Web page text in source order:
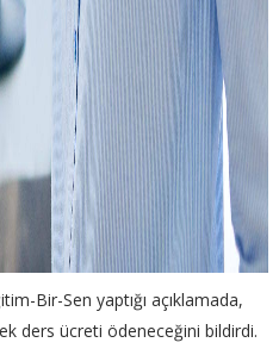
Bir-Sen yaptığı açıklamada,
ders ücreti ödeneceğini bildirdi.